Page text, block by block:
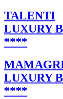
TALENTI
LUXURY
****
LUXURY
****